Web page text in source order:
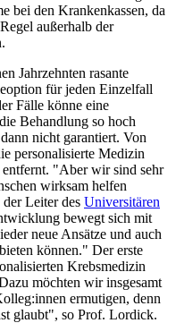
bei den Krankenkassen, da
außerhalb der
Jahrzehnten rasante
für jeden Einzelfall
Fälle könne eine
Behandlung so hoch
nicht garantiert. Von
personalisierte Medizin
entfernt. "Aber wir sind sehr
wirksam helfen
Leiter des Universitären
bewegt sich mit
neue Ansätze und auch
können." Der erste
Krebsmedizin
möchten wir insgesamt
ermutigen, denn
glaubt", so Prof. Lordick.